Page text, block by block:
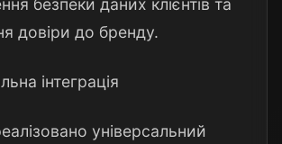
безпеки даних клієнтів та
довіри до бренду.
інтеграція
універсальний